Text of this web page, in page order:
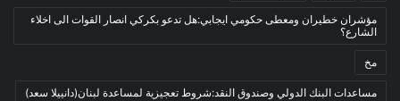
بروفايل
تربية وتعليم
(73)
مؤشران خطيران ومعطى حكومي ايجابي:هل تدعو بكركي انصار القوات الى اخلاء
الشارع؟
مخ
مساعدات البنك الدولي وصندوق النقد:شروط تعجيزية لمساعدة لبنان(دانييلا سعد)